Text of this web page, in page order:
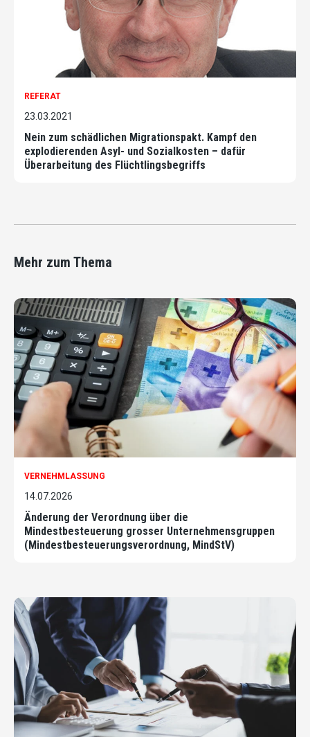
REFERAT
23.03.2021
Nein zum schädlichen Migrationspakt. Kampf den
explodierenden Asyl- und Sozialkosten – dafür
Überarbeitung des Flüchtlingsbegriffs
Mehr zum Thema
VERNEHMLASSUNG
14.07.2026
Änderung der Verordnung über die
Mindestbesteuerung grosser Unternehmensgruppen
(Mindestbesteuerungsverordnung, MindStV)